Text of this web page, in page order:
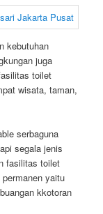
kebutuhan
juga
toilet
wisata, taman,
serbaguna
segala jenis
fasilitas toilet
yaitu
kkotoran